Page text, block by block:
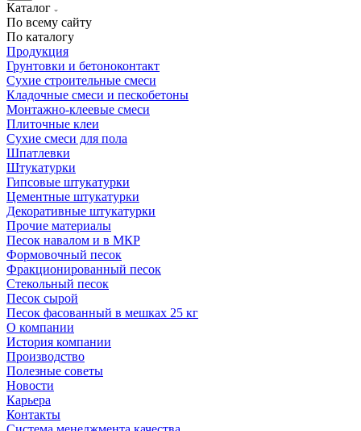
Каталог
По всему сайту
По каталогу
Продукция
Грунтовки и бетоноконтакт
Сухие строительные смеси
Кладочные смеси и пескобетоны
Монтажно-клеевые смеси
Плиточные клеи
Сухие смеси для пола
Шпатлевки
Штукатурки
Гипсовые штукатурки
Цементные штукатурки
Декоративные штукатурки
Прочие материалы
Песок навалом и в МКР
Формовочный песок
Фракционированный песок
Стекольный песок
Песок сырой
Песок фасованный в мешках 25 кг
О компании
История компании
Производство
Полезные советы
Новости
Карьера
Контакты